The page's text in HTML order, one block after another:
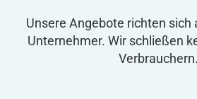
Unsere Angebote richten sich
Unternehmer. Wir schließen
Verbrauchern.